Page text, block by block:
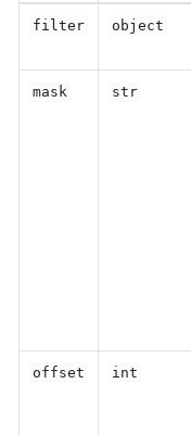
filter object
mask str
offset int